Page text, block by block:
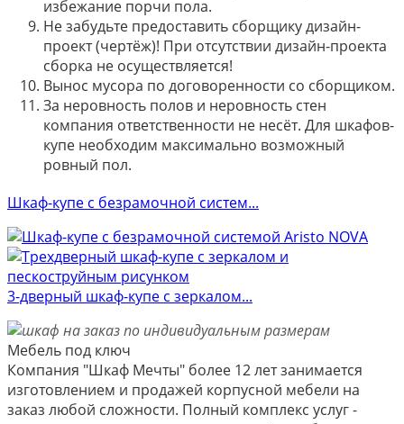
избежание порчи пола.
Не забудьте предоставить сборщику дизайн-
проект (чертёж)! При отсутствии дизайн-проекта
сборка не осуществляется!
Вынос мусора по договоренности со сборщиком.
За неровность полов и неровность стен
компания ответственности не несёт. Для шкафов-
купе необходим максимально возможный
ровный пол.
Шкаф-купе с безрамочной систем...
3-дверный шкаф-купе с зеркалом...
Мебель под ключ
Компания "Шкаф Мечты" более 12 лет занимается
изготовлением и продажей корпусной мебели на
заказ любой сложности. Полный комплекс услуг -